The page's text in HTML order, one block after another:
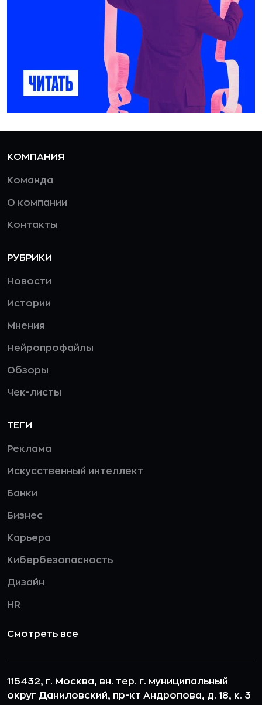
КОМПАНИЯ
Команда
О компании
Контакты
РУБРИКИ
Новости
Истории
Мнения
Нейропрофайлы
Обзоры
Чек-листы
ТЕГИ
Реклама
Искусственный интеллект
Банки
Бизнес
Карьера
Кибербезопасность
Дизайн
HR
Смотреть все
115432, г. Москва, вн. тер. г. муниципальный
округ Даниловский, пр-кт Андропова, д. 18, к. 3